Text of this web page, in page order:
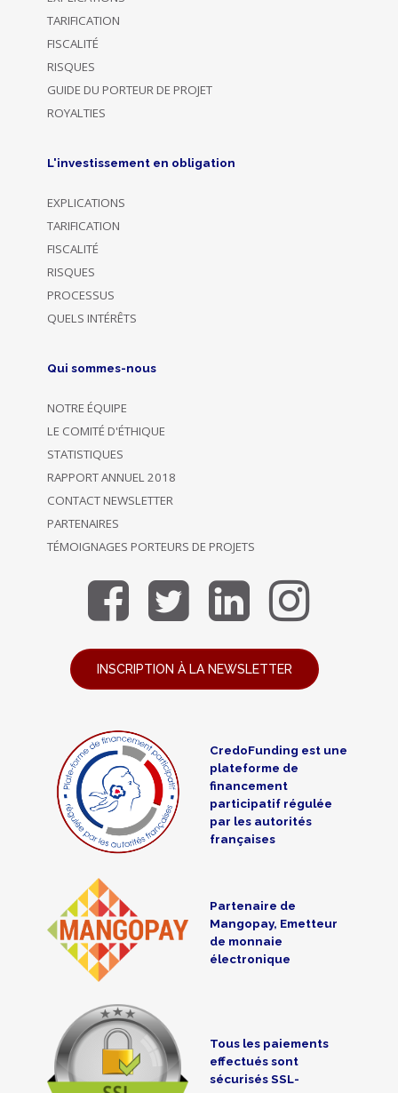
TARIFICATION
FISCALITÉ
RISQUES
GUIDE DU PORTEUR DE PROJET
ROYALTIES
L'investissement en obligation
EXPLICATIONS
TARIFICATION
FISCALITÉ
RISQUES
PROCESSUS
QUELS INTÉRÊTS
Qui sommes-nous
NOTRE ÉQUIPE
LE COMITÉ D'ÉTHIQUE
STATISTIQUES
RAPPORT ANNUEL 2018
CONTACT NEWSLETTER
PARTENAIRES
TÉMOIGNAGES PORTEURS DE PROJETS
INSCRIPTION À LA NEWSLETTER
CredoFunding est une
plateforme de
financement
participatif régulée
par les autorités
françaises
Partenaire de
Mangopay, Emetteur
de monnaie
électronique
Tous les paiements
effectués sont
sécurisés SSL-